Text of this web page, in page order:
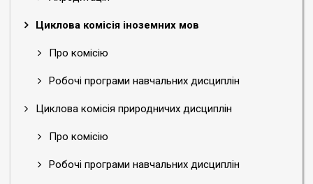
Циклова комісія іноземних мов
Про комісію
Робочі програми навчальних дисциплін
Циклова комісія природничих дисциплін
Про комісію
Робочі програми навчальних дисциплін